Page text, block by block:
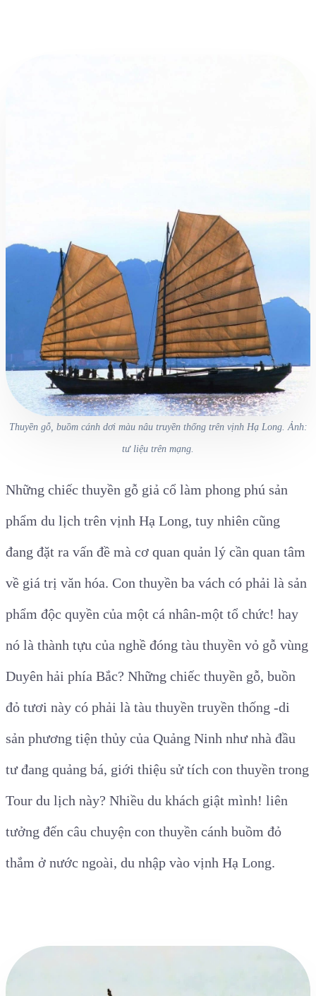
Thuyền gỗ, buồm cánh dơi màu nâu truyền thống trên vịnh Hạ Long. Ảnh:
tư liệu trên mạng.
Những chiếc thuyền gỗ giả cổ làm phong phú sản
phẩm du lịch trên vịnh Hạ Long, tuy nhiên cũng
đang đặt ra vấn đề mà cơ quan quản lý cần quan tâm
về giá trị văn hóa. Con thuyền ba vách có phải là sản
phẩm độc quyền của một cá nhân-một tổ chức! hay
nó là thành tựu của nghề đóng tàu thuyền vỏ gỗ vùng
Duyên hải phía Bắc? Những chiếc thuyền gỗ, buồn
đỏ tươi này có phải là tàu thuyền truyền thống -di
sản phương tiện thủy của Quảng Ninh như nhà đầu
tư đang quảng bá, giới thiệu sử tích con thuyền trong
Tour du lịch này? Nhiều du khách giật mình! liên
tưởng đến câu chuyện con thuyền cánh buồm đỏ
thắm ở nước ngoài, du nhập vào vịnh Hạ Long.